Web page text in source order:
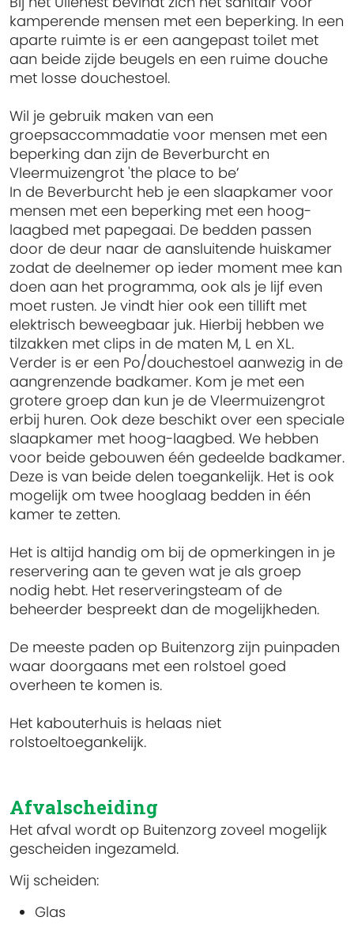
kamperende mensen met een beperking. In een
aparte ruimte is er een aangepast toilet met
aan beide zijde beugels en een ruime douche
met losse douchestoel.
Wil je gebruik maken van een
groepsaccommadatie voor mensen met een
beperking dan zijn de Beverburcht en
Vleermuizengrot 'the place to be’
In de Beverburcht heb je een slaapkamer voor
mensen met een beperking met een hoog-
laagbed met papegaai. De bedden passen
door de deur naar de aansluitende huiskamer
zodat de deelnemer op ieder moment mee kan
doen aan het programma, ook als je lijf even
moet rusten. Je vindt hier ook een tillift met
elektrisch beweegbaar juk. Hierbij hebben we
tilzakken met clips in de maten M, L en XL.
Verder is er een Po/douchestoel aanwezig in de
aangrenzende badkamer. Kom je met een
grotere groep dan kun je de Vleermuizengrot
erbij huren. Ook deze beschikt over een speciale
slaapkamer met hoog-laagbed. We hebben
voor beide gebouwen één gedeelde badkamer.
Deze is van beide delen toegankelijk. Het is ook
mogelijk om twee hooglaag bedden in één
kamer te zetten.
Het is altijd handig om bij de opmerkingen in je
reservering aan te geven wat je als groep
nodig hebt. Het reserveringsteam of de
beheerder bespreekt dan de mogelijkheden.
De meeste paden op Buitenzorg zijn puinpaden
waar doorgaans met een rolstoel goed
overheen te komen is.
Het kabouterhuis is helaas niet
rolstoeltoegankelijk.
Afvalscheiding
Het afval wordt op Buitenzorg zoveel mogelijk
gescheiden ingezameld.
Wij scheiden:
Glas